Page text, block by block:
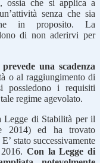
, ossia che si applica a
senza che sia
in proposito. La
di non aderirvi per
una scadenza
o al raggiungimento di
possiedono i requisiti
regime agevolato.
Legge di Stabilità per il
2014) ed ha trovato
stato successivamente
Con la Legge di